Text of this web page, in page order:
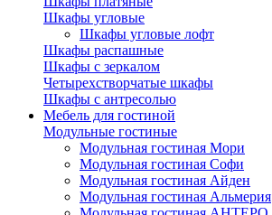
Шкафы угловые
Шкафы угловые лофт
Шкафы распашные
Шкафы с зеркалом
Четырехстворчатые шкафы
Шкафы с антресолью
Мебель для гостиной
Модульные гостиные
Модульная гостиная Мори
Модульная гостиная Софи
Модульная гостиная Айден
Модульная гостиная Альмерия